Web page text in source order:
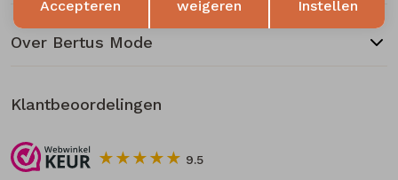
Over Bertus Mode
Klantbeoordelingen
9.5
Accepteren weigeren Instellen